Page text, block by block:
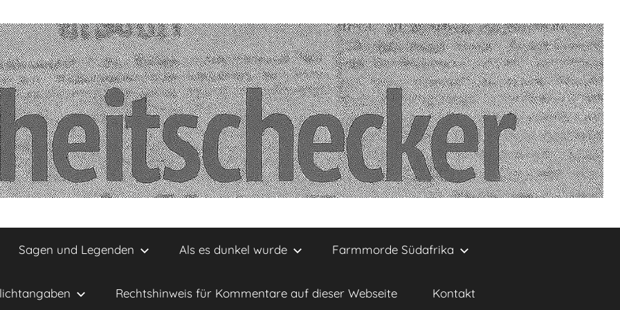
Sagen und Legenden Als es dunkel wurde Farmmorde Südafrika
Rechtshinweis für Kommentare auf dieser Webseite Kontakt